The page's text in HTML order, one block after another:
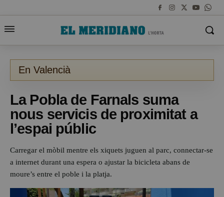
En Valencià
La Pobla de Farnals suma
nous servicis de proximitat a
l’espai públic
Carregar el mòbil mentre els xiquets juguen al parc, connectar-se
a internet durant una espera o ajustar la bicicleta abans de
moure’s entre el poble i la platja.